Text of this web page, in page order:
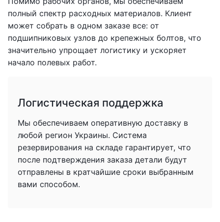
полный спектр расходных материалов. Клиент
может собрать в одном заказе все: от
подшипниковых узлов до крепежных болтов, что
значительно упрощает логистику и ускоряет
начало полевых работ.
Логистическая поддержка
Мы обеспечиваем оперативную доставку в
любой регион Украины. Система
резервирования на складе гарантирует, что
после подтверждения заказа детали будут
отправлены в кратчайшие сроки выбранным
вами способом.